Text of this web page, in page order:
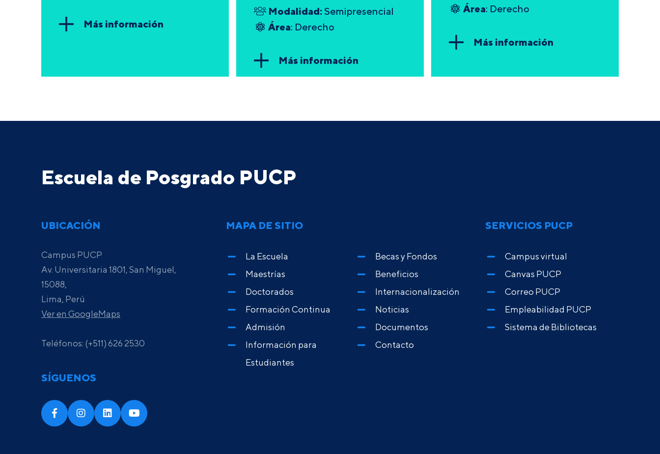
Más información
Modalidad: Semipresencial
Área: Derecho
Más información
Área: Derecho
Más información
Escuela de Posgrado PUCP
UBICACIÓN
Campus PUCP
Av. Universitaria 1801, San Miguel,
15088,
Lima, Perú
Ver en GoogleMaps
Teléfonos: (+511) 626 2530
SÍGUENOS
MAPA DE SITIO
La Escuela
Maestrías
Doctorados
Formación Continua
Admisión
Información para
Estudiantes
Becas y Fondos
Beneficios
Internacionalización
Noticias
Documentos
Contacto
SERVICIOS PUCP
Campus virtual
Canvas PUCP
Correo PUCP
Empleabilidad PUCP
Sistema de Bibliotecas